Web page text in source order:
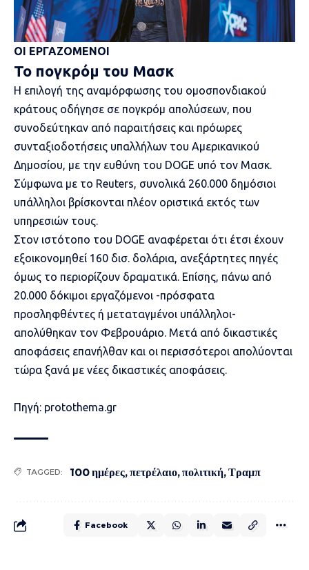
ΟΙ ΕΡΓΑΖΟΜΕΝΟΙ
Το πογκρόμ του Μασκ
Η επιλογή της αναμόρφωσης του ομοσπονδιακού
κράτους οδήγησε σε πογκρόμ απολύσεων, που
συνοδεύτηκαν από παραιτήσεις και πρόωρες
συνταξιοδοτήσεις υπαλλήλων του Αμερικανικού
Δημοσίου, με την ευθύνη του DOGE υπό τον Μασκ.
Σύμφωνα με το Reuters, συνολικά 260.000 δημόσιοι
υπάλληλοι βρίσκονται πλέον οριστικά εκτός των
υπηρεσιών τους.
Στον ιστότοπο του DOGE αναφέρεται ότι έτσι έχουν
εξοικονομηθεί 160 δισ. δολάρια, ανεξάρτητες πηγές
όμως το περιορίζουν δραματικά. Επίσης, πάνω από
20.000 δόκιμοι εργαζόμενοι -πρόσφατα
προσληφθέντες ή μεταταγμένοι υπάλληλοι-
απολύθηκαν τον Φεβρουάριο. Μετά από δικαστικές
αποφάσεις επανήλθαν και οι περισσότεροι απολύονται
τώρα ξανά με νέες δικαστικές αποφάσεις.
Πηγή: protothema.gr
TAGGED: 100 ημέρες,πετρέλαιο,πολιτική,Τραμπ
Facebook